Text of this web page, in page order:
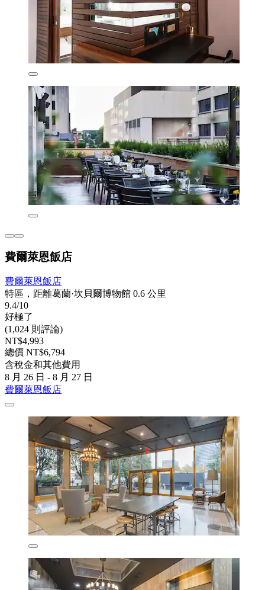
費爾萊恩飯店
費爾萊恩飯店
特區，距離葛蘭·坎貝爾博物館 0.6 公里
9.4/10
好極了
(1,024 則評論)
NT$4,993
總價 NT$6,794
含稅金和其他費用
8 月 26 日 - 8 月 27 日
費爾萊恩飯店